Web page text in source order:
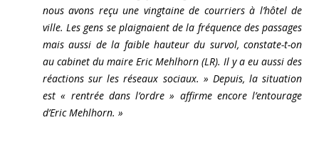
nous avons reçu une vingtaine de courriers à l’hôtel de
ville. Les gens se plaignaient de la fréquence des passages
mais aussi de la faible hauteur du survol, constate-t-on
au cabinet du maire Eric Mehlhorn (LR). Il y a eu aussi des
réactions sur les réseaux sociaux. » Depuis, la situation
est « rentrée dans l’ordre » affirme encore l’entourage
d’Eric Mehlhorn. »